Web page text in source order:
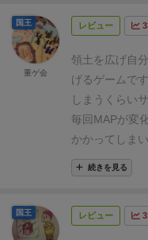
（With kids）
イア（八分帝
はこちらをご
最初に配られ
味を同時に持
行動をしたい
い。
この資源
くない。
高い
ろんなジレン
は、４～５人
ームの規模も
か？地図ボー
レビュー
領土を広げ自
げるゲームです
しまうくらい
毎回MAPが変
かかってしまい
にできており
ションを行う
するシステム
続きを見る
国王
重ゲ会
レビュー
国王